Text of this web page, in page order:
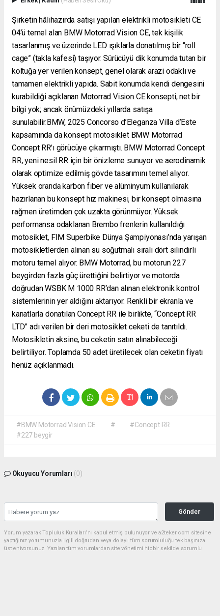
Şirketin hâlihazırda satışı yapılan elektrikli motosikleti CE
04’ü temel alan BMW Motorrad Vision CE, tek kişilik
tasarlanmış ve üzerinde LED ışıklarla donatılmış bir “roll
cage” (takla kafesi) taşıyor. Sürücüyü dik konumda tutan bir
koltuğa yer verilen konsept, genel olarak arazi odaklı ve
tamamen elektrikli yapıda. Sabit konumda kendi dengesini
kurabildiği açıklanan Motorrad Vision CE konsepti, net bir
bilgi yok; ancak önümüzdeki yıllarda satışa
sunulabilir.BMW, 2025 Concorso d’Eleganza Villa d’Este
kapsamında da konsept motosiklet BMW Motorrad
Concept RR’ı görücüye çıkarmıştı. BMW Motorrad Concept
RR, yeni nesil RR için bir önizleme sunuyor ve aerodinamik
olarak optimize edilmiş gövde tasarımını temel alıyor.
Yüksek oranda karbon fiber ve alüminyum kullanılarak
hazırlanan bu konsept hız makinesi, bir konsept olmasına
rağmen üretimden çok uzakta görünmüyor. Yüksek
performansa odaklanan Brembo frenlerin kullanıldığı
motosiklet, FIM Superbike Dünya Şampiyonası’nda yarışan
motosikletlerden alınan su soğutmalı sıralı dört silindirli
motoru temel alıyor. BMW Motorrad, bu motorun 227
beygirden fazla güç ürettiğini belirtiyor ve motorda
doğrudan WSBK M 1000 RR’dan alınan elektronik kontrol
sistemlerinin yer aldığını aktarıyor. Renkli bir ekranla ve
kanatlarla donatılan Concept RR ile birlikte, “Concept RR
LTD” adı verilen bir deri motosiklet ceketi de tanıtıldı.
Motosikletin aksine, bu ceketin satın alınabileceği
belirtiliyor. Toplamda 50 adet üretilecek olan ceketin fiyatı
henüz açıklanmadı.
#BMW Motorrad Vision CE #
#Concept RR
#227 beygir
Okuyucu Yorumları (0)
Gönder
Yorum yazarak Topluluk Kuralları’nı kabul etmiş bulunuyor ve a2teker.com sitesine
yaptığınız yorumunuzla ilgili doğrudan veya dolaylı tüm sorumluluğu tek başınıza
üstleniyorsunuz. Yazılan tüm yorumlardan site yönetimi hiçbir şekilde sorumlu